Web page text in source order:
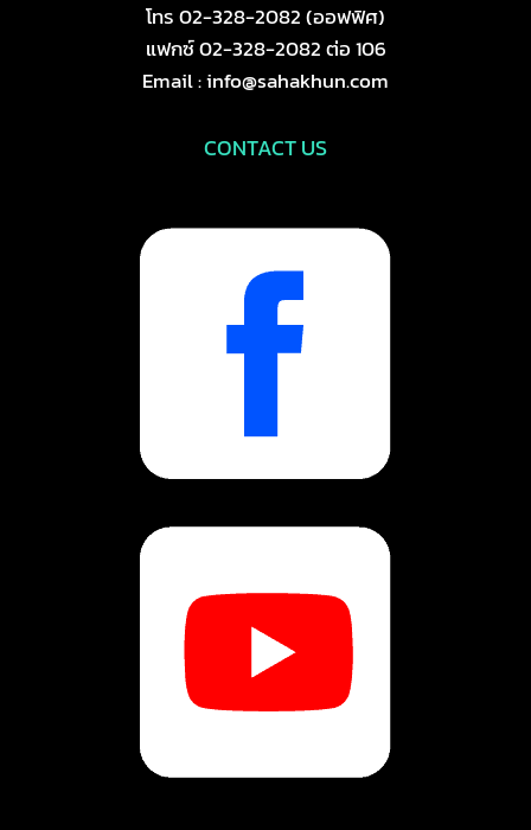
โทร 02-328-2082 (ออฟฟิศ)
แฟกซ์ 02-328-2082 ต่อ 106
Email : info@sahakhun.com
CONTACT US